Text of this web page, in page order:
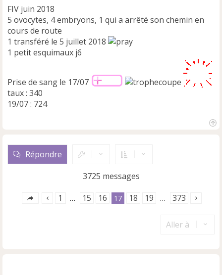
FIV juin 2018
5 ovocytes, 4 embryons, 1 qui a arrêté son chemin en
cours de route
1 transféré le 5 juillet 2018
1 petit esquimaux j6
Prise de sang le 17/07
taux : 340
19/07 : 724
Répondre
3725 messages
1 … 15 16 17 18 19 … 373
Aller à